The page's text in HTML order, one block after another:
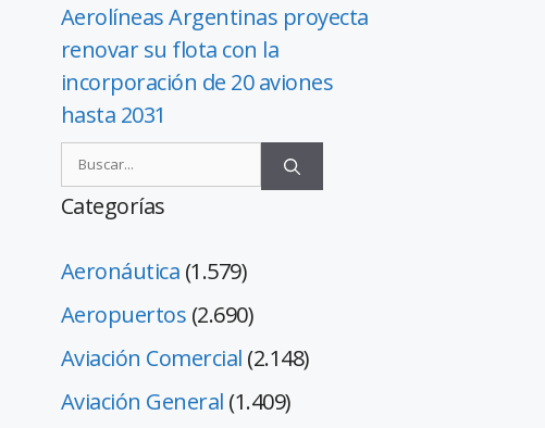
Aerolíneas Argentinas proyecta
renovar su flota con la
incorporación de 20 aviones
hasta 2031
Categorías
Aeronáutica (1.579)
Aeropuertos (2.690)
Aviación Comercial (2.148)
Aviación General (1.409)